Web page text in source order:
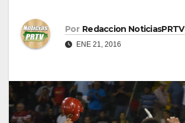
Por Redaccion NoticiasPRTV
ENE 21, 2016